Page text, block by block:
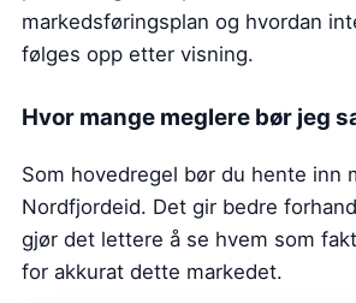
markedsføringsplan og hvordan
følges opp etter visning.
Hvor mange meglere bør jeg
Som hovedregel bør du hente inn
Nordfjordeid. Det gir bedre
gjør det lettere å se hvem som
for akkurat dette markedet.